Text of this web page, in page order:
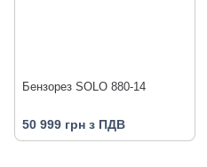
Бензорез SOLO 880-14
50 999 грн з ПДВ